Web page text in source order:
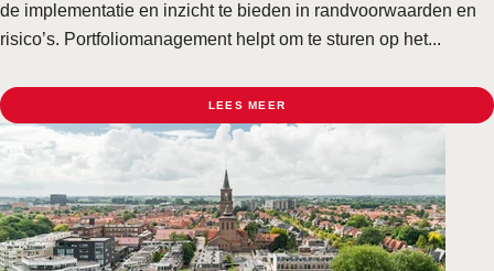
de implementatie en inzicht te bieden in randvoorwaarden en
risico’s. Portfoliomanagement helpt om te sturen op het...
LEES MEER